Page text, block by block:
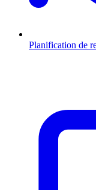
Planification de